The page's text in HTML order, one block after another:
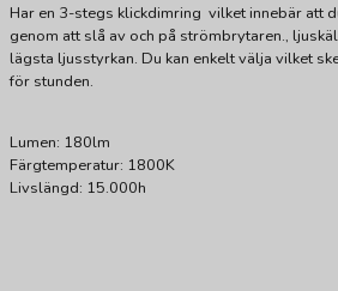
Har en 3-stegs klickdimring vilket innebär att
genom att slå av och på strömbrytaren.,
lägsta ljusstyrkan. Du kan enkelt välja vilket
för stunden.
Lumen: 180lm
Färgtemperatur: 1800K
Livslängd: 15.000h